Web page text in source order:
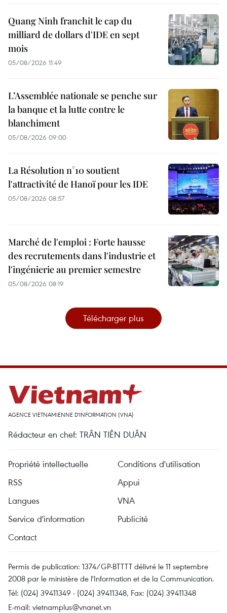
Quang Ninh franchit le cap du
milliard de dollars d'IDE en sept
mois
05/08/2026 11:49
L’Assemblée nationale se penche sur
la banque et la lutte contre le
blanchiment
05/08/2026 09:00
La Résolution n°10 soutient
l'attractivité de Hanoï pour les IDE
05/08/2026 08:57
Marché de l'emploi : Forte hausse
des recrutements dans l'industrie et
l'ingénierie au premier semestre
05/08/2026 08:19
Télécharger plus
AGENCE VIETNAMIENNE D'INFORMATION (VNA)
Rédacteur en chef: TRÂN TIÊN DUÂN
Propriété intellectuelle
Conditions d'utilisation
RSS
Appui
Langues
VNA
Service d'information
Publicité
Contact
Permis de publication: 1374/GP-BTTTT délivré le 11 septembre
2008 par le ministère de l'Information et de la Communication.
Tél: (024) 39411349 - (024) 39411348, Fax: (024) 39411348
E-mail: vietnamplus@vnanet.vn